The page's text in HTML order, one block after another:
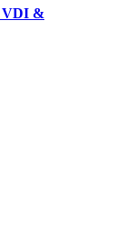
VDI &